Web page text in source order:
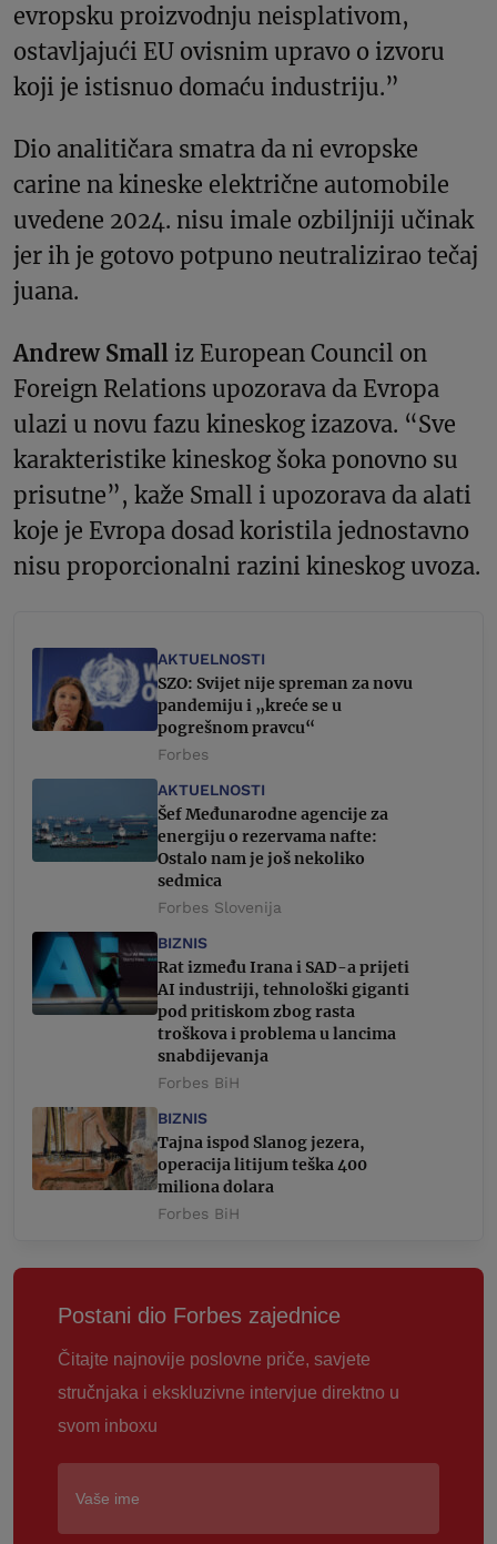
evropsku proizvodnju neisplativom,
ostavljajući EU ovisnim upravo o izvoru
koji je istisnuo domaću industriju.”
Dio analitičara smatra da ni evropske
carine na kineske električne automobile
uvedene 2024. nisu imale ozbiljniji učinak
jer ih je gotovo potpuno neutralizirao tečaj
juana.
Andrew Small iz European Council on
Foreign Relations upozorava da Evropa
ulazi u novu fazu kineskog izazova. “Sve
karakteristike kineskog šoka ponovno su
prisutne”, kaže Small i upozorava da alati
koje je Evropa dosad koristila jednostavno
nisu proporcionalni razini kineskog uvoza.
AKTUELNOSTI
SZO: Svijet nije spreman za novu
pandemiju i „kreće se u
pogrešnom pravcu“
Forbes
AKTUELNOSTI
Šef Međunarodne agencije za
energiju o rezervama nafte:
Ostalo nam je još nekoliko
sedmica
Forbes Slovenija
BIZNIS
Rat između Irana i SAD-a prijeti
AI industriji, tehnološki giganti
pod pritiskom zbog rasta
troškova i problema u lancima
snabdijevanja
Forbes BiH
BIZNIS
Tajna ispod Slanog jezera,
operacija litijum teška 400
miliona dolara
Forbes BiH
Postani dio Forbes zajednice
Čitajte najnovije poslovne priče, savjete
stručnjaka i ekskluzivne intervjue direktno u
svom inboxu